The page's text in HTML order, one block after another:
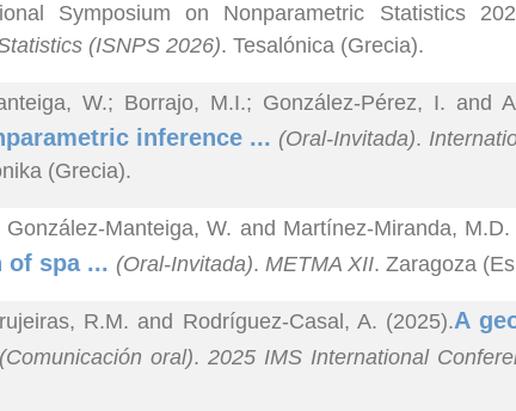
Symposium on Nonparametric Statistics
(ISNPS 2026). Tesalónica (Grecia).
W.; Borrajo, M.I.; González-Pérez, I. and
inference ... (Oral-Invitada).
(Grecia).
Manteiga, W. and Martínez-Miranda, M.D.
spa ... (Oral-Invitada). METMA XII. Zaragoza
R.M. and Rodríguez-Casal, A. (2025).A
(Comunicación oral). 2025 IMS International